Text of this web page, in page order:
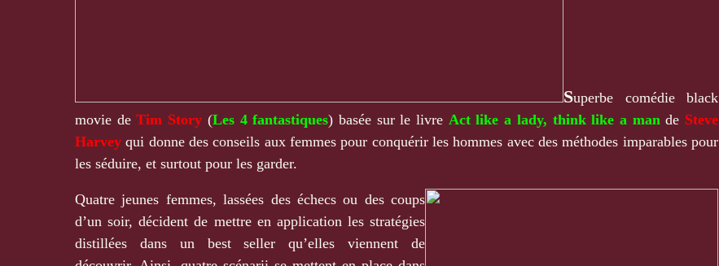
Superbe comédie black
movie deTim Story (Les 4 fantastiques) basée sur le livre Act like a lady, think like a mande Steve
Harveyqui donne des conseils aux femmes pour conquérir les hommes avec des méthodes imparables pour
les séduire, et surtout pour les garder.
Quatre jeunes femmes, lassées des échecs ou des coups
d’un soir, décident de mettre en application les stratégies
distillées dans un best seller qu’elles viennent de